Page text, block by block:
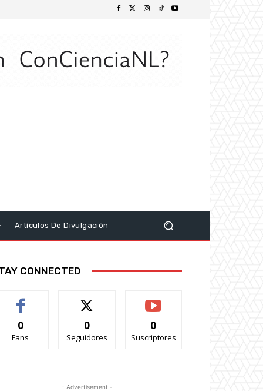
Artículos De Divulgación
CONNECTED
0
Fans
0
Seguidores
0
Suscriptores
- Advertisement -